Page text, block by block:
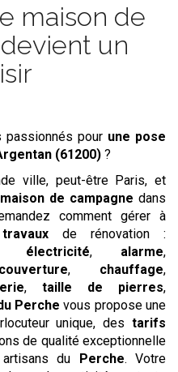
maison de
un
passionnés pour une pose
(61200) ?
ville, peut-être Paris, et
maison de campagne dans
comment gérer à
travauxde rénovation :
électricité, alarme,
couverture, chauffage,
, taille de pierres,
Perche vous propose une
unique, des tarifs
de qualité exceptionnelle
du
Perche. Votre